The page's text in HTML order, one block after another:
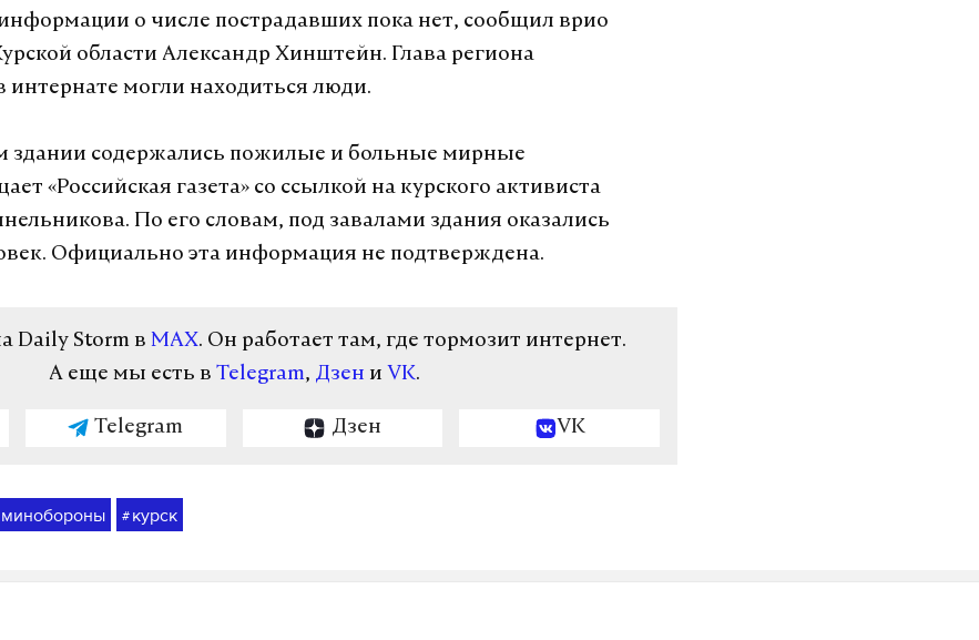
о числе пострадавших пока нет, сообщил врио
области Александр Хинштейн. Глава региона
интернате могли находиться люди.
здании содержались пожилые и больные мирные
«Российская газета» со ссылкой на курского активиста
По его словам, под завалами здания оказались
Официально эта информация не подтверждена.
Daily Storm в MAX. Он работает там, где тормозит интернет.
А еще мы есть в Telegram, Дзен и VK.
Telegram Дзен VK
минобороны # курск